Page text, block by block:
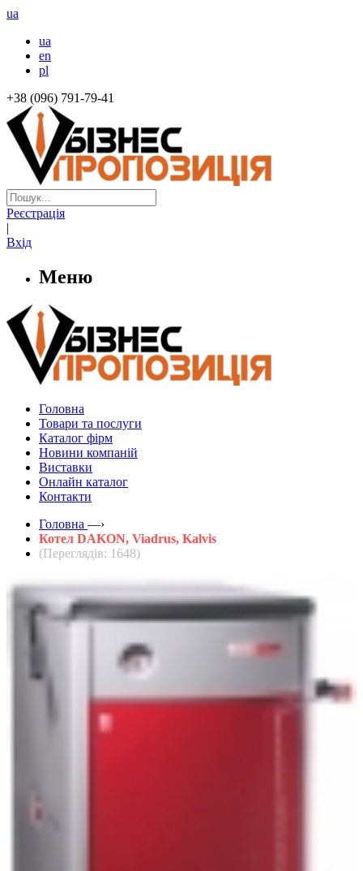
ua
ua
en
pl
+38 (096) 791-79-41
Реєстрація
|
Вхід
Меню
Головна
Товари та послуги
Каталог фірм
Новини компаній
Виставки
Онлайн каталог
Контакти
Головна —›
Котел DAKON, Viadrus, Kalvis
(Переглядів: 1648)